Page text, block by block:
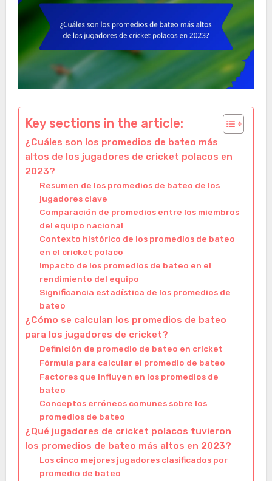
Key sections in the article:
¿Cuáles son los promedios de bateo más
altos de los jugadores de cricket polacos en
2023?
Resumen de los promedios de bateo de los
jugadores clave
Comparación de promedios entre los miembros
del equipo nacional
Contexto histórico de los promedios de bateo
en el cricket polaco
Impacto de los promedios de bateo en el
rendimiento del equipo
Significancia estadística de los promedios de
bateo
¿Cómo se calculan los promedios de bateo
para los jugadores de cricket?
Definición de promedio de bateo en cricket
Fórmula para calcular el promedio de bateo
Factores que influyen en los promedios de
bateo
Conceptos erróneos comunes sobre los
promedios de bateo
¿Qué jugadores de cricket polacos tuvieron
los promedios de bateo más altos en 2023?
Los cinco mejores jugadores clasificados por
promedio de bateo